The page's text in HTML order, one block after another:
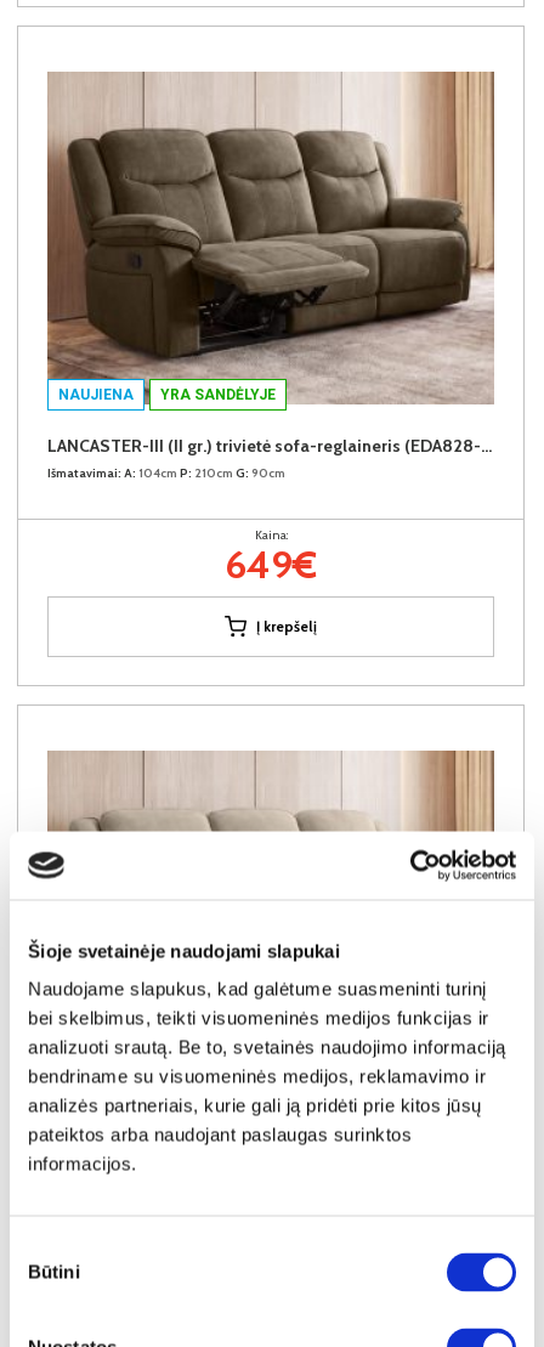
Šioje svetainėje naudojami slapukai
Naudojame slapukus, kad galėtume suasmeninti turinį
bei skelbimus, teikti visuomeninės medijos funkcijas ir
analizuoti srautą. Be to, svetainės naudojimo informaciją
bendriname su visuomeninės medijos, reklamavimo ir
analizės partneriais, kurie gali ją pridėti prie kitos jūsų
pateiktos arba naudojant paslaugas surinktos
informacijos.
pasirinkimas
Būtini
NAUJIENA YRA SANDĖLYJE
LANCASTER-III (II gr.) trivietė sofa-reglaineris (EDA828-05 Rudas)
Išmatavimai: A: 104cm P: 210cm G: 90cm
Kaina:
649€
Į krepšelį
NAUJIENA YRA SANDĖLYJE